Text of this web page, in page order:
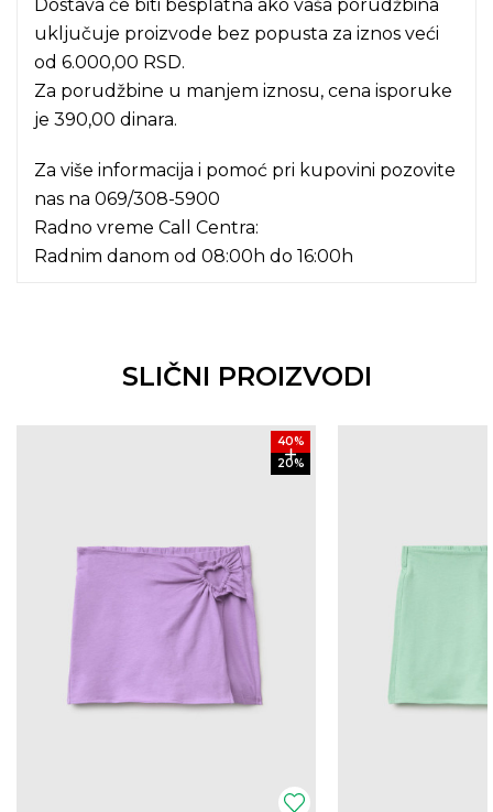
Dostava će biti besplatna ako vaša porudžbina
uključuje proizvode bez popusta za iznos veći
od 6.000,00 RSD.
Za porudžbine u manjem iznosu, cena isporuke
je 390,00 dinara.
Za više informacija i pomoć pri kupovini pozovite
nas na 069/308-5900
Radno vreme Call Centra:
Radnim danom od 08:00h do 16:00h
SLIČNI PROIZVODI
40%
20%